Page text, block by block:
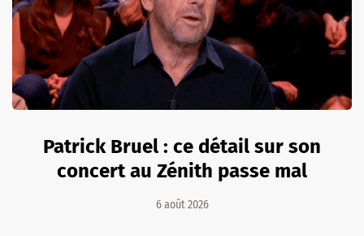
Patrick Bruel : ce détail sur son
concert au Zénith passe mal
6 août 2026